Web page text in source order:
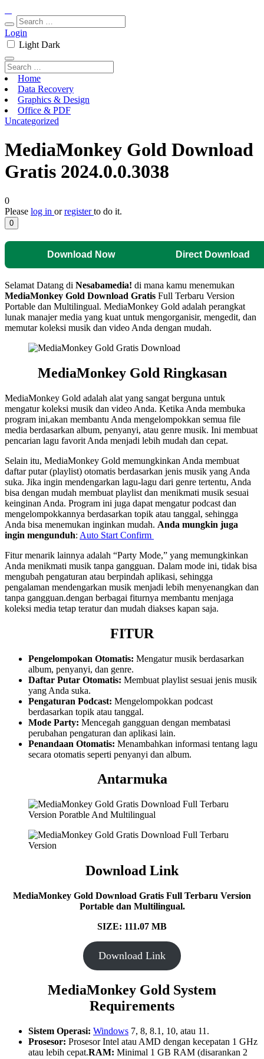
Login
Light Dark
Home
Data Recovery
Graphics & Design
Office & PDF
Uncategorized
MediaMonkey Gold Download
Gratis 2024.0.0.3038
0
Please log in orregisterto do it.
0
Download Now Direct Download
Selamat Datang di Nesabamedia! di mana kamu menemukan
MediaMonkey Gold Download Gratis Full Terbaru Version
Portable dan Multilingual. MediaMonkey Gold adalah perangkat
lunak manajer media yang kuat untuk mengorganisir, mengedit, dan
memutar koleksi musik dan video Anda dengan mudah.
MediaMonkey Gold Ringkasan
MediaMonkey Gold adalah alat yang sangat berguna untuk
mengatur koleksi musik dan video Anda. Ketika Anda membuka
program ini,akan membantu Anda mengelompokkan semua file
media berdasarkan album, penyanyi, atau genre musik. Ini membuat
pencarian lagu favorit Anda menjadi lebih mudah dan cepat.
Selain itu, MediaMonkey Gold memungkinkan Anda membuat
daftar putar (playlist) otomatis berdasarkan jenis musik yang Anda
suka. Jika ingin mendengarkan lagu-lagu dari genre tertentu, Anda
bisa dengan mudah membuat playlist dan menikmati musik sesuai
keinginan Anda. Program ini juga dapat mengatur podcast dan
mengelompokkannya berdasarkan topik atau tanggal, sehingga
Anda bisa menemukan inginkan mudah. Anda mungkin juga
ingin mengunduh: Auto Start Confirm
Fitur menarik lainnya adalah “Party Mode,” yang memungkinkan
Anda menikmati musik tanpa gangguan. Dalam mode ini, tidak bisa
mengubah pengaturan atau berpindah aplikasi, sehingga
pengalaman mendengarkan musik menjadi lebih menyenangkan dan
tanpa gangguan.dengan berbagai fiturnya membantu menjaga
koleksi media tetap teratur dan mudah diakses kapan saja.
FITUR
Pengelompokan Otomatis: Mengatur musik berdasarkan
album, penyanyi, dan genre.
Daftar Putar Otomatis: Membuat playlist sesuai jenis musik
yang Anda suka.
Pengaturan Podcast: Mengelompokkan podcast
berdasarkan topik atau tanggal.
Mode Party: Mencegah gangguan dengan membatasi
perubahan pengaturan dan aplikasi lain.
Penandaan Otomatis: Menambahkan informasi tentang lagu
secara otomatis seperti penyanyi dan album.
Antarmuka
Download Link
MediaMonkey Gold Download Gratis Full Terbaru Version
Portable dan Multilingual.
SIZE: 111.07 MB
Download Link
MediaMonkey Gold System
Requirements
Sistem Operasi: Windows 7, 8, 8.1, 10, atau 11.
Prosesor: Prosesor Intel atau AMD dengan kecepatan 1 GHz
atau lebih cepat.RAM: Minimal 1 GB RAM (disarankan 2